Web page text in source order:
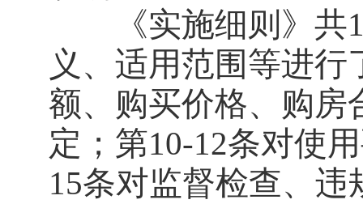
《实施细则》共
义、适用范围等进
额、购买价格、购房
定；第10-12条对使
15条对监督检查、